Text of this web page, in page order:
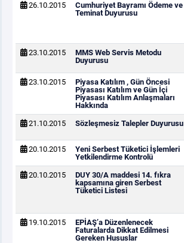
26.10.2015
Cumhuriyet Bayramı Ödeme ve
Teminat Duyurusu
23.10.2015
MMS Web Servis Metodu
Duyurusu
23.10.2015
Piyasa Katılım , Gün Öncesi
Piyasası Katılım ve Gün İçi
Piyasası Katılım Anlaşmaları
Hakkında
21.10.2015 Sözleşmesiz Talepler Duyurusu
20.10.2015
Yeni Serbest Tüketici İşlemleri
Yetkilendirme Kontrolü
20.10.2015
DUY 30/A maddesi 14. fıkra
kapsamına giren Serbest
Tüketici Listesi
19.10.2015
EPİAŞ’a Düzenlenecek
Faturalarda Dikkat Edilmesi
Gereken Hususlar